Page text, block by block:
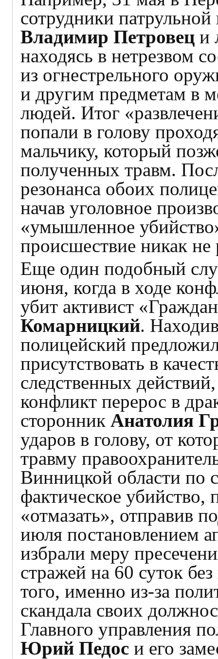
сотрудники
Владимир Петровец и
находясь в нетрезвом
из огнестрельного
и другим предметам в
людей. Итог
попали в голову
мальчику, который
полученных травм.
резонанса обоих
начав уголовное
«умышленное
происшествие никак не
Еще один подобный
июня, когда в ходе
убит активист
Комарницкий.
полицейский
присутствовать в
следственных
конфликт перерос в
сторонник Анатолия
ударов в голову, от
травму
Винницкой области по
фактическое убийство,
«отмазать», отправив
июля постановлением
избрали меру
стражей на 60 суток
того, именно из-за
скандала своих
Главного управления
Юрий Педос и его